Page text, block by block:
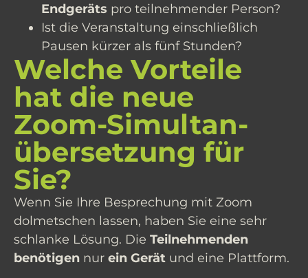
Endgeräts pro teilnehmender Person?
Ist die Veranstaltung einschließlich
Pausen kürzer als fünf Stunden?
Welche Vorteile
hat die neue
Zoom-Simultan­
übersetzung für
Sie?
Wenn Sie Ihre Besprechung mit Zoom
dolmetschen lassen, haben Sie eine sehr
schlanke Lösung. Die Teilnehmenden
benötigen nur ein Gerät und eine Plattform.